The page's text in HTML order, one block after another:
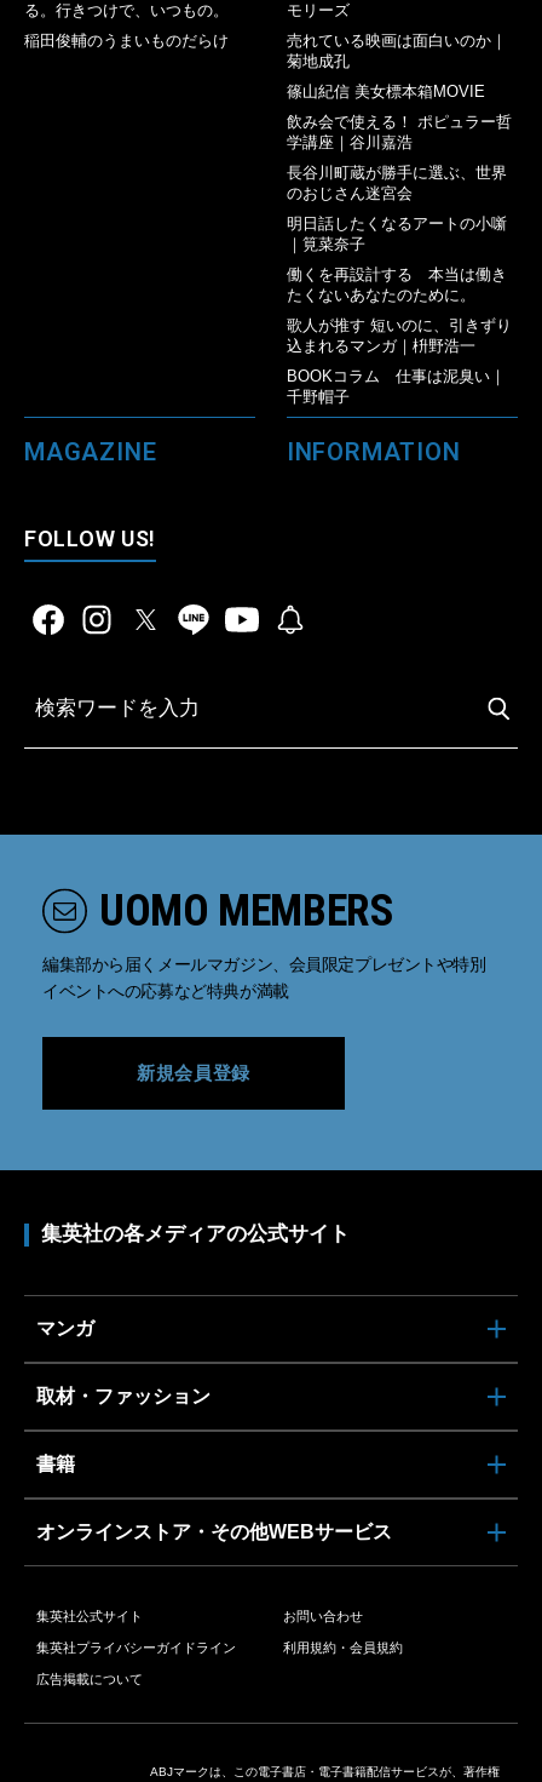
る。行きつけで、いつもの。
稲田俊輔のうまいものだらけ
モリーズ
売れている映画は面白いのか｜
菊地成孔
篠山紀信 美女標本箱MOVIE
飲み会で使える！ ポピュラー哲
学講座｜谷川嘉浩
長谷川町蔵が勝手に選ぶ、世界
のおじさん迷宮会
明日話したくなるアートの小噺
｜筧菜奈子
働くを再設計する 本当は働き
たくないあなたのために。
歌人が推す 短いのに、引きずり
込まれるマンガ｜枡野浩一
BOOKコラム 仕事は泥臭い｜
千野帽子
MAGAZINE INFORMATION
FOLLOW US!
UOMO MEMBERS
編集部から届くメールマガジン、会員限定プレゼントや特別
イベントへの応募など特典が満載
新規会員登録
集英社の各メディアの公式サイト
マンガ
取材・ファッション
書籍
オンラインストア・その他WEBサービス
集英社公式サイト お問い合わせ
集英社プライバシーガイドライン 利用規約・会員規約
広告掲載について
ABJマークは、この電子書店・電子書籍配信サービスが、著作権